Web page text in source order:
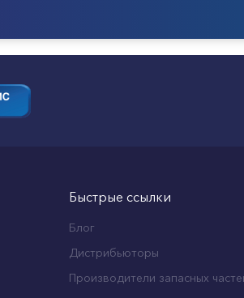
Быстрые ссылки
Блог
Дистрибьюторы
Производители запасных